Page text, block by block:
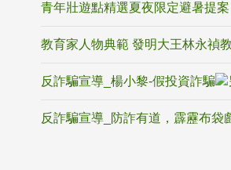
青年壯遊點精選夏夜限定避暑提
教育家人物典範 發明大王林永禎
反詐騙宣導_楊小黎-假投資詐騙
反詐騙宣導_防詐有道，霹靂布袋